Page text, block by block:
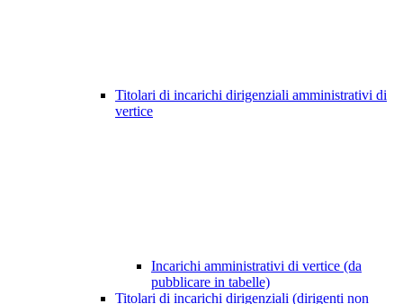
Titolari di incarichi dirigenziali amministrativi di
vertice
Incarichi amministrativi di vertice (da
pubblicare in tabelle)
Titolari di incarichi dirigenziali (dirigenti non